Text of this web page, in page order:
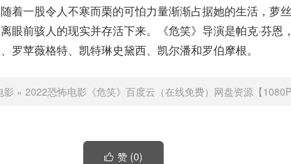
着一股令人不寒而栗的可怕力量渐渐占据她的生活，萝
眼前骇人的现实并存活下来。《危笑》导演是帕克·芬恩
罗苹薇格特、凯特琳史黛西、凯尔潘和罗伯摩根。
影 » 2022恐怖电影《危笑》百度云（在线免费）网盘资源【1080P
 赞 (0)